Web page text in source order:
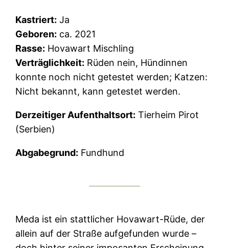
Kastriert: Ja
Geboren: ca. 2021
Rasse: Hovawart Mischling
Verträglichkeit: Rüden nein, Hündinnen
konnte noch nicht getestet werden; Katzen:
Nicht bekannt, kann getestet werden.
Derzeitiger Aufenthaltsort: Tierheim Pirot
(Serbien)
Abgabegrund: Fundhund
Meda ist ein stattlicher Hovawart-Rüde, der
allein auf der Straße aufgefunden wurde –